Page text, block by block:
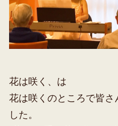
花は咲く、は
花は咲くのところで皆さ
した。